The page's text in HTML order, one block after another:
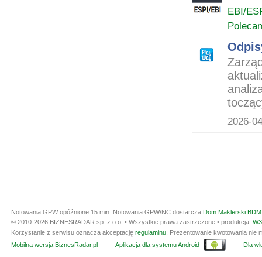
EBI/
2026-
Notowania GPW opóźnione 15 min. Notowania GPW/NC dostarcza Dom Maklerski
© 2010-2026 BIZNESRADAR sp. z o.o. • Wszystkie prawa zastrzeżone • produkcja:
Korzystanie z serwisu oznacza akceptację regulaminu . Prezentowanie kwotowania
Mobilna wersja BiznesRadar.pl
Aplikacja dla systemu Android Dla